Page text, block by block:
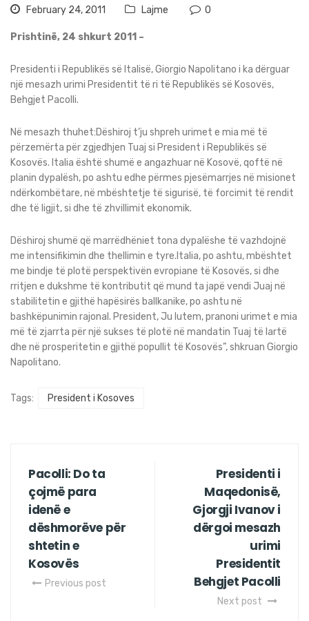
February 24, 2011 Lajme 0
Prishtinë, 24 shkurt 2011 –
Presidenti i Republikës së Italisë, Giorgio Napolitano i ka dërguar
një mesazh urimi Presidentit të ri të Republikës së Kosovës,
Behgjet Pacolli.
Në mesazh thuhet:Dëshiroj t’ju shpreh urimet e mia më të
përzemërta për zgjedhjen Tuaj si President i Republikës së
Kosovës. Italia është shumë e angazhuar në Kosovë, qoftë në
planin dypalësh, po ashtu edhe përmes pjesëmarrjes në misionet
ndërkombëtare, në mbështetje të sigurisë, të forcimit të rendit
dhe të ligjit, si dhe të zhvillimit ekonomik.
Dëshiroj shumë që marrëdhëniet tona dypalëshe të vazhdojnë
me intensifikimin dhe thellimin e tyre.Italia, po ashtu, mbështet
me bindje të plotë perspektivën evropiane të Kosovës, si dhe
rritjen e dukshme të kontributit që mund ta japë vendi Juaj në
stabilitetin e gjithë hapësirës ballkanike, po ashtu në
bashkëpunimin rajonal. President, Ju lutem, pranoni urimet e mia
më të zjarrta për një sukses të plotë në mandatin Tuaj të lartë
dhe në prosperitetin e gjithë popullit të Kosovës”, shkruan Giorgio
Napolitano.
Tags: President i Kosoves
Pacolli: Do ta
çojmë para
idenë e
dëshmorëve për
shtetin e
Kosovës
Previous post
Presidenti i
Maqedonisë,
Gjorgji Ivanov i
dërgoi mesazh
urimi
Presidentit
Behgjet Pacolli
Next post